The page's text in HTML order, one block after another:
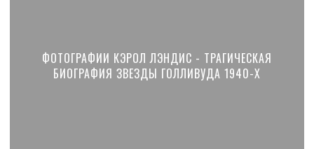
ФОТОГРАФИИ КЭРОЛ ЛЭНДИС - ТРАГИЧЕСКАЯ
БИОГРАФИЯ ЗВЕЗДЫ ГОЛЛИВУДА 1940-Х